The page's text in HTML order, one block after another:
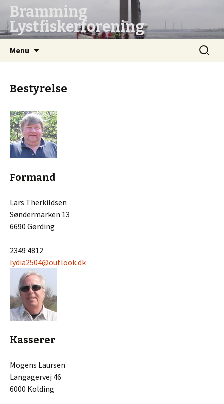
Bramming
Lystfiskerforening
Menu
Søg
efter:
Bestyrelse
Formand
Lars Therkildsen
Søndermarken 13
6690 Gørding
2349 4812
lydia2504@outlook.dk
Kasserer
Mogens Laursen
Langagervej 46
6000 Kolding